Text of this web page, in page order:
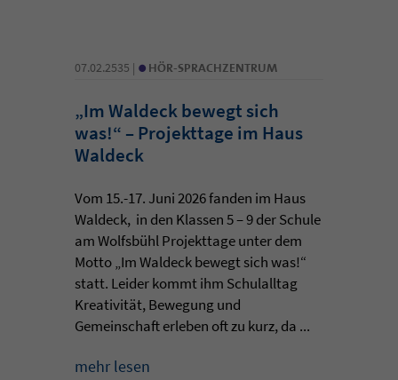
07.02.2535 | • HÖR-SPRACHZENTRUM
„Im Waldeck bewegt sich
was!“ – Projekttage im Haus
Waldeck
Vom 15.-17. Juni 2026 fanden im Haus
Waldeck, in den Klassen 5 – 9 der Schule
am Wolfsbühl Projekttage unter dem
Motto „Im Waldeck bewegt sich was!“
statt. Leider kommt ihm Schulalltag
Kreativität, Bewegung und
Gemeinschaft erleben oft zu kurz, da ...
mehr lesen